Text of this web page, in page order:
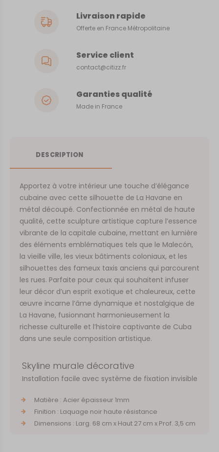
Livraison rapide
Offerte en France Métropolitaine
Service client
contact@citizz.fr
Garanties qualité
Made in France
DESCRIPTION
Apportez à votre intérieur une touche d’élégance
cubaine avec cette silhouette de La Havane en
métal découpé. Confectionnée en métal de haute
qualité, cette sculpture artistique capture l’essence
vibrante de la capitale cubaine, mettant en lumière
des éléments emblématiques tels que le Malecón,
la vieille ville, les vieux bâtiments coloniaux, et les
silhouettes des fameux taxis anciens qui parcourent
les rues. Parfaite pour ceux qui souhaitent infuser
leur décor d’un esprit exotique et chaleureux, cette
œuvre incarne l’âme dynamique et nostalgique de
La Havane, fusionnant harmonieusement la
richesse culturelle et l’histoire captivante de Cuba
dans une seule composition artistique.
Skyline murale décorative
Installation facile avec système de fixation invisible
Matière : Acier épaisseur 1mm
Finition : Laquage noir haute résistance
Dimensions : Larg. 68 cm x Haut 27 cm x Prof. 3,5 cm